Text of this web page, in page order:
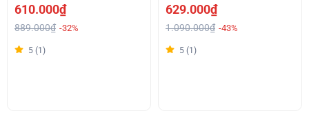
610.000₫
889.000₫ -32%
5 (1)
629.000₫
1.090.000₫ -43%
5 (1)